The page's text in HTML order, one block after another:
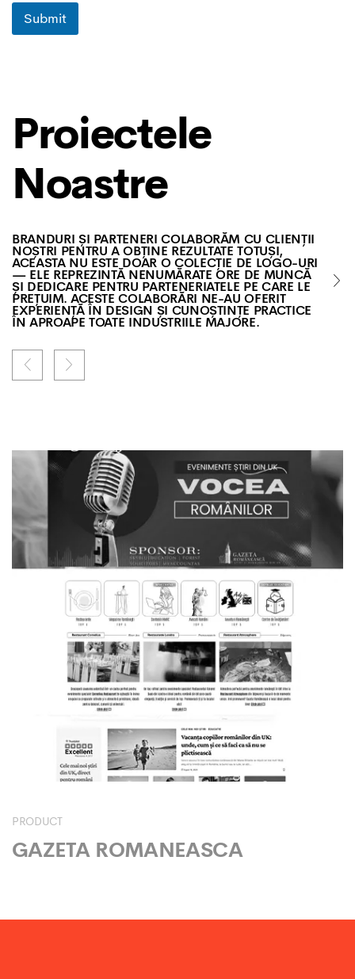
Submit
Proiectele
Noastre
BRANDURI ȘI PARTENERI COLABORĂM CU CLIENȚII
NOȘTRI PENTRU A OBȚINE REZULTATE TOTUȘI,
ACEASTA NU ESTE DOAR O COLECȚIE DE LOGO-URI
— ELE REPREZINTĂ NENUMĂRATE ORE DE MUNCĂ
ȘI DEDICARE PENTRU PARTENERIATELE PE CARE LE
PREȚUIM. ACESTE COLABORĂRI NE-AU OFERIT
EXPERIENȚĂ ÎN DESIGN ȘI CUNOȘTINȚE PRACTICE
ÎN APROAPE TOATE INDUSTRIILE MAJORE.
PRODUCT
GAZETA ROMANEASCA